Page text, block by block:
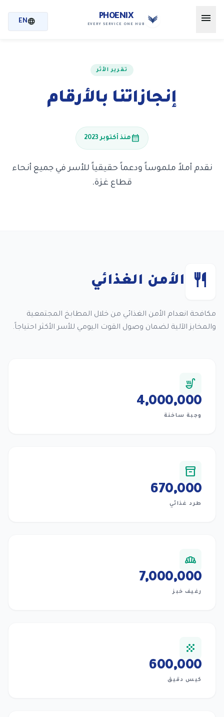
menu
PHOENIX
EVERY SERVICE ONE HUB
language
EN
تقرير الأثر
إنجازاتنا بالأرقام
calendar_month منذ أكتوبر 2023
نقدم أملاً ملموساً ودعماً حقيقياً للأسر في جميع أنحاء
قطاع غزة.
restaurant الأمن الغذائي
مكافحة انعدام الأمن الغذائي من خلال المطابخ المجتمعية
والمخابز الآلية لضمان وصول القوت اليومي للأسر الأكثر احتياجاً.
soup_kitchen
4,000,000
وجبة ساخنة
inventory_2
670,000
طرد غذائي
bakery_dining
7,000,000
رغيف خبز
grain
600,000
كيس دقيق